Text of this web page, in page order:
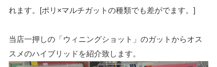
れます。[ポリ×マルチガットの種類でも差がでます。]
当店一押しの「ウィニングショット」のガットからオス
スメのハイブリッドを紹介致します。